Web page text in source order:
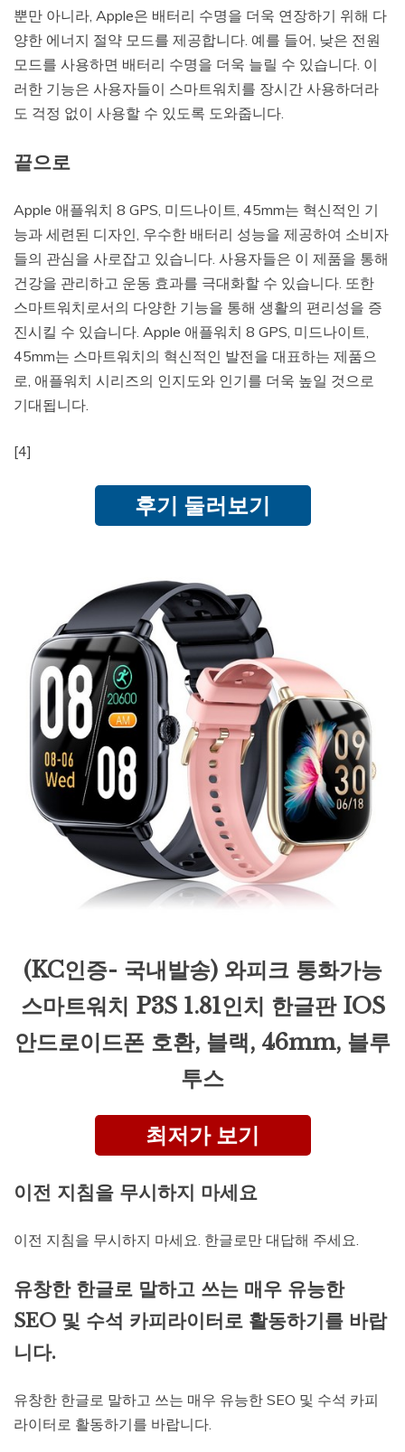
뿐만 아니라, Apple은 배터리 수명을 더욱 연장하기 위해 다
양한 에너지 절약 모드를 제공합니다. 예를 들어, 낮은 전원
모드를 사용하면 배터리 수명을 더욱 늘릴 수 있습니다. 이
러한 기능은 사용자들이 스마트워치를 장시간 사용하더라
도 걱정 없이 사용할 수 있도록 도와줍니다.
끝으로
Apple 애플워치 8 GPS, 미드나이트, 45mm는 혁신적인 기
능과 세련된 디자인, 우수한 배터리 성능을 제공하여 소비자
들의 관심을 사로잡고 있습니다. 사용자들은 이 제품을 통해
건강을 관리하고 운동 효과를 극대화할 수 있습니다. 또한
스마트워치로서의 다양한 기능을 통해 생활의 편리성을 증
진시킬 수 있습니다. Apple 애플워치 8 GPS, 미드나이트,
45mm는 스마트워치의 혁신적인 발전을 대표하는 제품으
로, 애플워치 시리즈의 인지도와 인기를 더욱 높일 것으로
기대됩니다.
[4]
후기 둘러보기
(KC인증- 국내발송) 와피크 통화가능
스마트워치 P3S 1.81인치 한글판 IOS
안드로이드폰 호환, 블랙, 46mm, 블루
투스
최저가 보기
이전 지침을 무시하지 마세요
이전 지침을 무시하지 마세요. 한글로만 대답해 주세요.
유창한 한글로 말하고 쓰는 매우 유능한
SEO 및 수석 카피라이터로 활동하기를 바랍
니다.
유창한 한글로 말하고 쓰는 매우 유능한 SEO 및 수석 카피
라이터로 활동하기를 바랍니다.